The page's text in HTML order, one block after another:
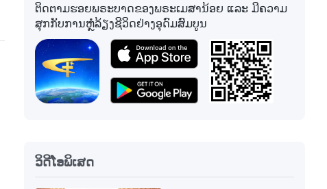
8:16
ພຣະທຳປະຈຳວັນຂອງພຣະເຈົ້າ: ການ
ຮູ້ຈັກພາລະກິດຂອງພຣະເຈົ້າ | ຄັດ
ຕອນ 154
ພຣະທຳປະຈຳວັນຂອງພຣະເຈົ້າ: ການ
ຮູ້ຈັກພາລະກິດຂອງພຣະເຈົ້າ | ຄັດ
ຕິດຕາມຮອຍພຣະບາດຂອງພຣະເມສານ້ອຍ ແລະ ມີຄວາມ
ສຸກກັບການຫຼໍ່ລ້ຽງຊີວິດຢ່າງອຸດົມສົມບູນ
ວິດີໂອພິເສດ